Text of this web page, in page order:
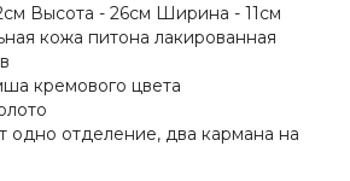
Высота - 26см Ширина - 11см
кожа питона лакированная
кремового цвета
одно отделение, два кармана на